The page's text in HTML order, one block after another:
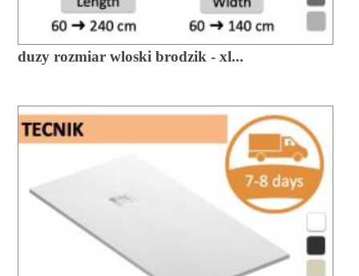
duzy rozmiar wloski brodzik - xl...